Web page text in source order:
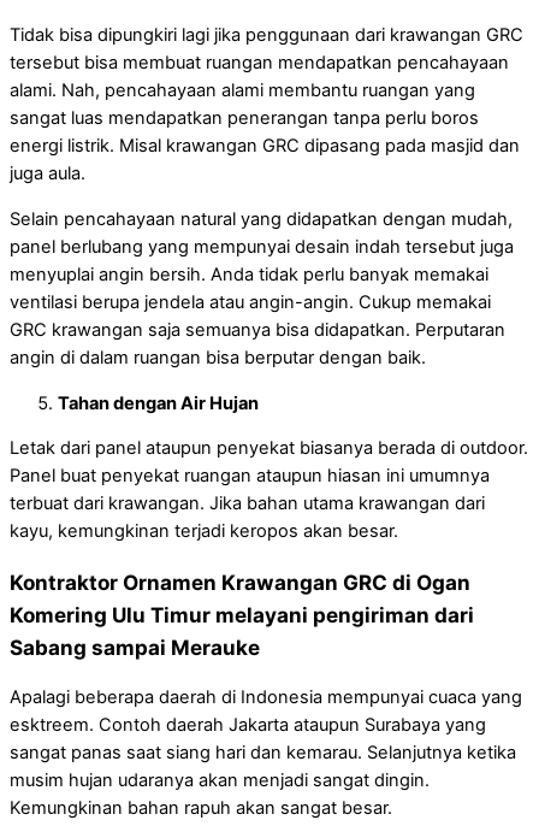
Tidak bisa dipungkiri lagi jika penggunaan dari krawangan GRC
tersebut bisa membuat ruangan mendapatkan pencahayaan
alami. Nah, pencahayaan alami membantu ruangan yang
sangat luas mendapatkan penerangan tanpa perlu boros
energi listrik. Misal krawangan GRC dipasang pada masjid dan
juga aula.
Selain pencahayaan natural yang didapatkan dengan mudah,
panel berlubang yang mempunyai desain indah tersebut juga
menyuplai angin bersih. Anda tidak perlu banyak memakai
ventilasi berupa jendela atau angin-angin. Cukup memakai
GRC krawangan saja semuanya bisa didapatkan. Perputaran
angin di dalam ruangan bisa berputar dengan baik.
Tahan dengan Air Hujan
Letak dari panel ataupun penyekat biasanya berada di outdoor.
Panel buat penyekat ruangan ataupun hiasan ini umumnya
terbuat dari krawangan. Jika bahan utama krawangan dari
kayu, kemungkinan terjadi keropos akan besar.
Kontraktor Ornamen Krawangan GRC di Ogan
Komering Ulu Timur melayani pengiriman dari
Sabang sampai Merauke
Apalagi beberapa daerah di Indonesia mempunyai cuaca yang
esktreem. Contoh daerah Jakarta ataupun Surabaya yang
sangat panas saat siang hari dan kemarau. Selanjutnya ketika
musim hujan udaranya akan menjadi sangat dingin.
Kemungkinan bahan rapuh akan sangat besar.